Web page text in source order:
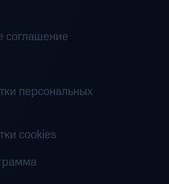
соглашение
персональных
cookies